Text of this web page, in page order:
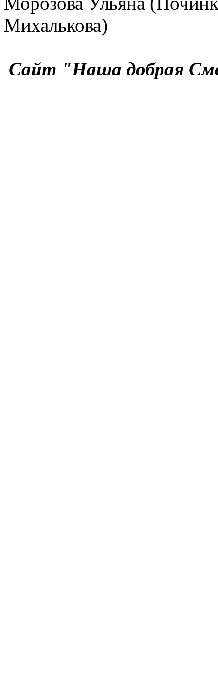
Михалькова)
Сайт "Наша добрая